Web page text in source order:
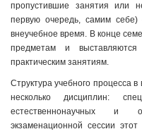
пропустившие занятия или
первую очередь, самим себе)
внеучебное время. В конце
предметам и
практическим занятиям.
Структура учебного процесса
несколько дисциплин:
естественнонаучных и
экзаменационной сессии